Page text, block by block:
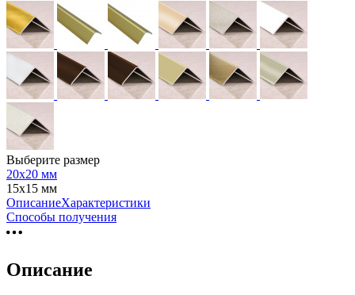
Выберите размер
20х20 мм
15х15 мм
ОписаниеХарактеристики
Способы получения
Описание